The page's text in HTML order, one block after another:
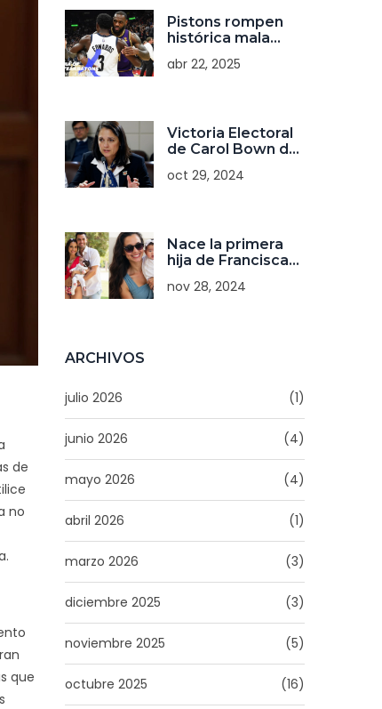
Pistons rompen
histórica mala
sobre Knicks en
abr 22, 2025
Victoria Electoral
de Carol Bown de
Frente Amplio en
oct 29, 2024
Nace la primera
hija de Francisca
Daniel Matamala:
nov 28, 2024
ARCHIVOS
julio 2026 (1)
junio 2026 (4)
mayo 2026 (4)
abril 2026 (1)
marzo 2026 (3)
diciembre 2025 (3)
noviembre 2025 (5)
octubre 2025 (16)
de
no
que